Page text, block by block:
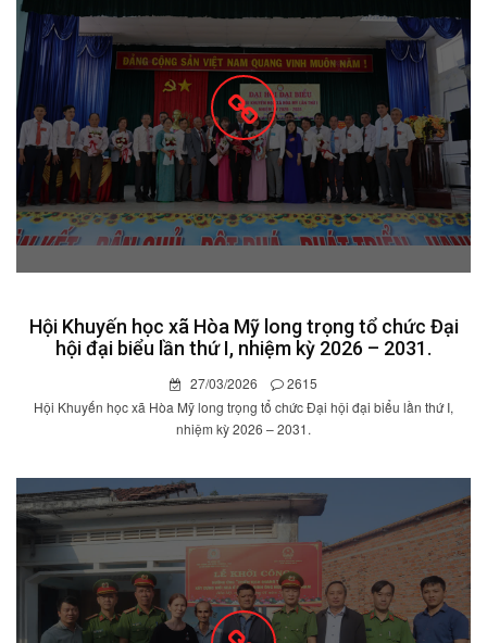
Hội Khuyến học xã Hòa Mỹ long trọng tổ chức Đại
hội đại biểu lần thứ I, nhiệm kỳ 2026 – 2031.
27/03/2026
2615
Hội Khuyến học xã Hòa Mỹ long trọng tổ chức Đại hội đại biểu lần thứ I,
nhiệm kỳ 2026 – 2031.